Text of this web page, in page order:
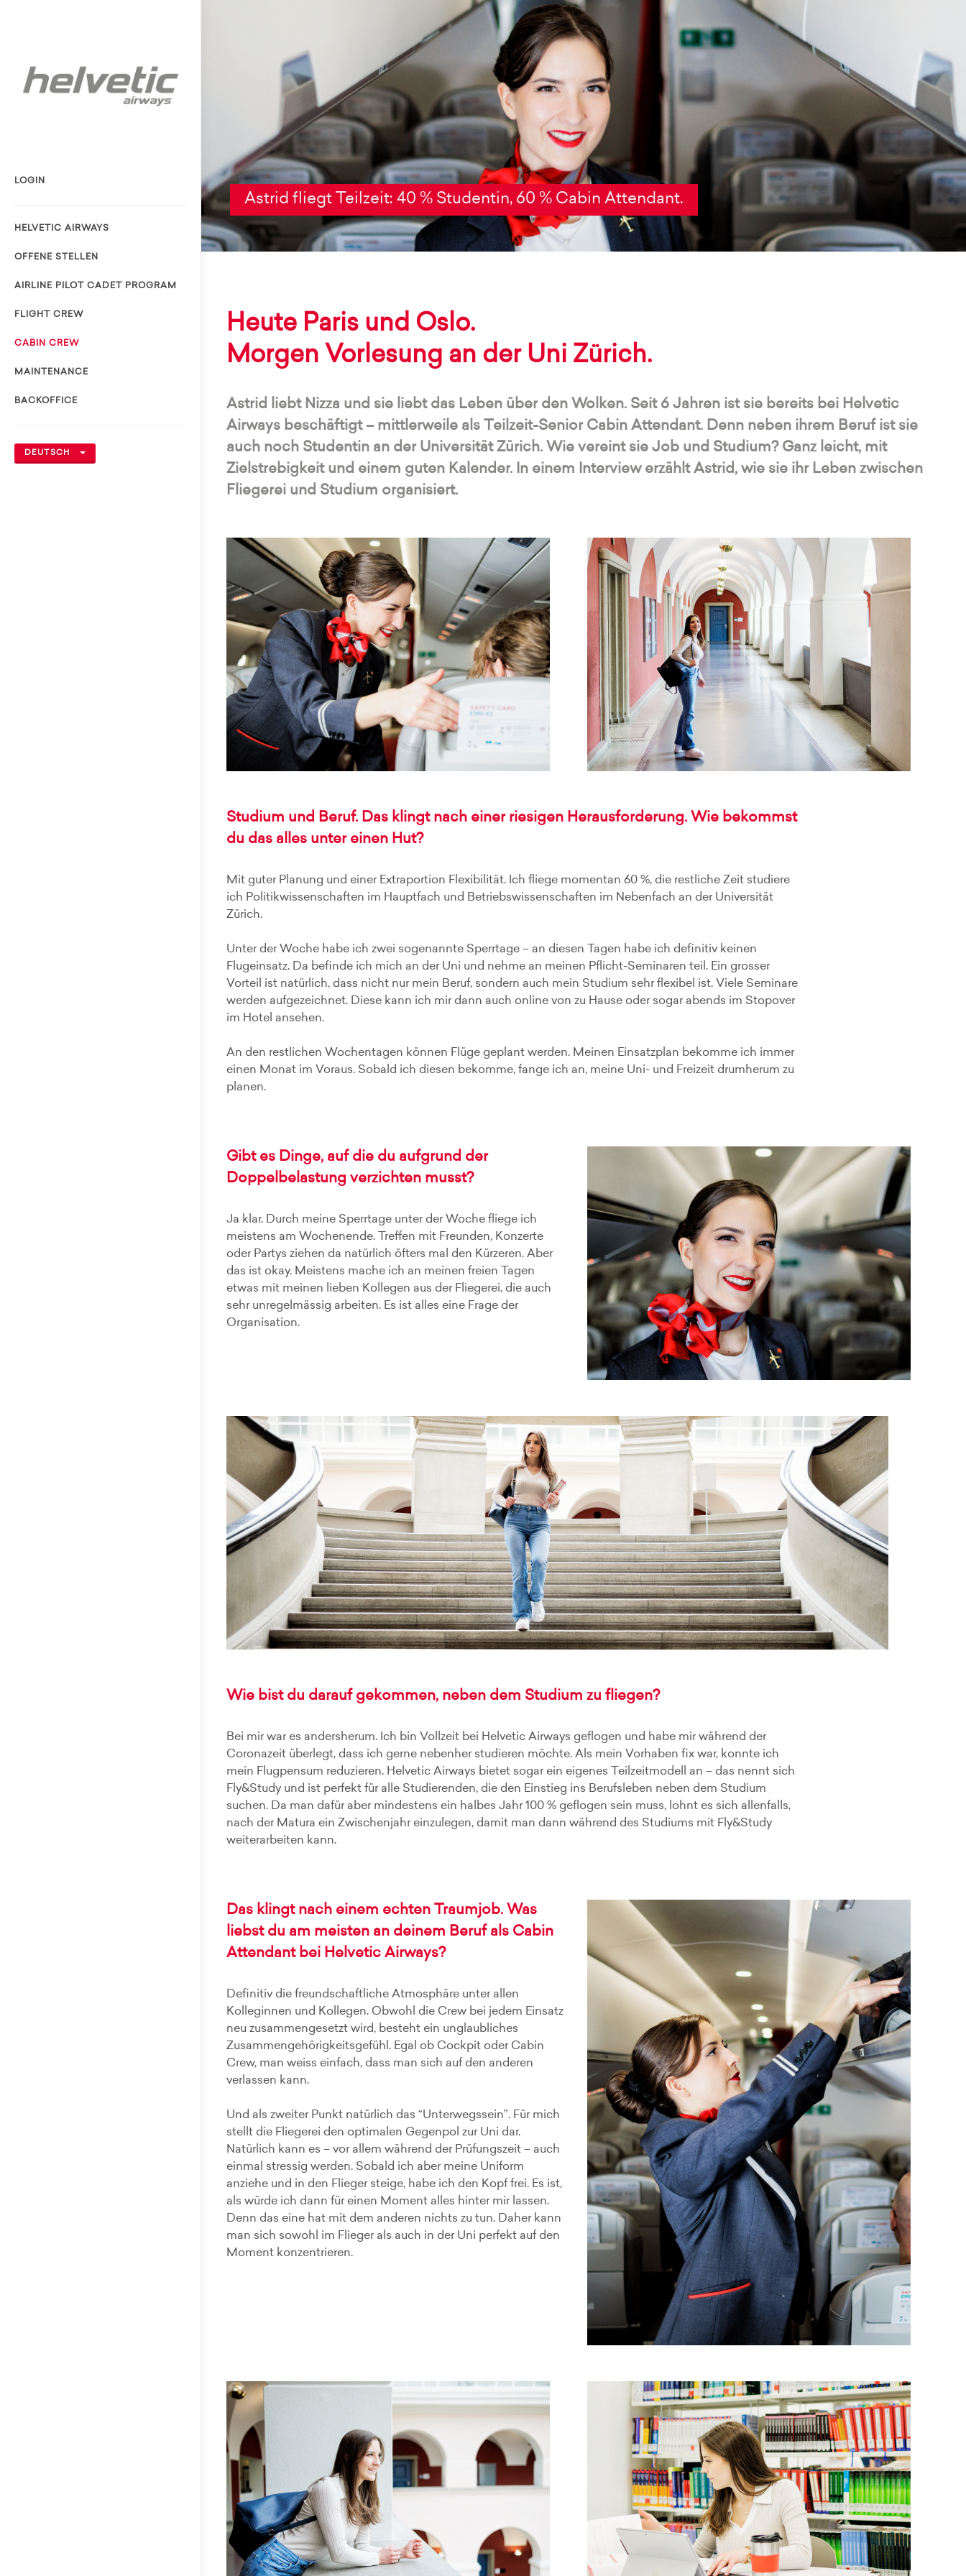
LOGIN
HELVETIC AIRWAYS
OFFENE STELLEN
AIRLINE PILOT CADET PROGRAM
FLIGHT CREW
CABIN CREW
MAINTENANCE
BACKOFFICE
DEUTSCH
Astrid fliegt Teilzeit: 40 % Studentin, 60 % Cabin Attendant.
Heute Paris und Oslo.
Morgen Vorlesung an der Uni Zürich.
Astrid liebt Nizza und sie liebt das Leben über den Wolken. Seit 6 Jahren ist sie bereits bei Helvetic
Airways beschäftigt – mittlerweile als Teilzeit-Senior Cabin Attendant. Denn neben ihrem Beruf ist sie
auch noch Studentin an der Universität Zürich. Wie vereint sie Job und Studium? Ganz leicht, mit
Zielstrebigkeit und einem guten Kalender. In einem Interview erzählt Astrid, wie sie ihr Leben zwischen
Fliegerei und Studium organisiert.
Studium und Beruf. Das klingt nach einer riesigen Herausforderung. Wie bekommst
du das alles unter einen Hut?
Mit guter Planung und einer Extraportion Flexibilität. Ich fliege momentan 60 %, die restliche Zeit studiere
ich Politikwissenschaften im Hauptfach und Betriebswissenschaften im Nebenfach an der Universität
Zürich.
Unter der Woche habe ich zwei sogenannte Sperrtage – an diesen Tagen habe ich definitiv keinen
Flugeinsatz. Da befinde ich mich an der Uni und nehme an meinen Pflicht-Seminaren teil. Ein grosser
Vorteil ist natürlich, dass nicht nur mein Beruf, sondern auch mein Studium sehr flexibel ist. Viele Seminare
werden aufgezeichnet. Diese kann ich mir dann auch online von zu Hause oder sogar abends im Stopover
im Hotel ansehen.
An den restlichen Wochentagen können Flüge geplant werden. Meinen Einsatzplan bekomme ich immer
einen Monat im Voraus. Sobald ich diesen bekomme, fange ich an, meine Uni- und Freizeit drumherum zu
planen.
Gibt es Dinge, auf die du aufgrund der
Doppelbelastung verzichten musst?
Ja klar. Durch meine Sperrtage unter der Woche fliege ich
meistens am Wochenende. Treffen mit Freunden, Konzerte
oder Partys ziehen da natürlich öfters mal den Kürzeren. Aber
das ist okay. Meistens mache ich an meinen freien Tagen
etwas mit meinen lieben Kollegen aus der Fliegerei, die auch
sehr unregelmässig arbeiten. Es ist alles eine Frage der
Organisation.
Wie bist du darauf gekommen, neben dem Studium zu fliegen?
Bei mir war es andersherum. Ich bin Vollzeit bei Helvetic Airways geflogen und habe mir während der
Coronazeit überlegt, dass ich gerne nebenher studieren möchte. Als mein Vorhaben fix war, konnte ich
mein Flugpensum reduzieren. Helvetic Airways bietet sogar ein eigenes Teilzeitmodell an – das nennt sich
Fly&Study und ist perfekt für alle Studierenden, die den Einstieg ins Berufsleben neben dem Studium
suchen. Da man dafür aber mindestens ein halbes Jahr 100 % geflogen sein muss, lohnt es sich allenfalls,
nach der Matura ein Zwischenjahr einzulegen, damit man dann während des Studiums mit Fly&Study
weiterarbeiten kann.
Das klingt nach einem echten Traumjob. Was
liebst du am meisten an deinem Beruf als Cabin
Attendant bei Helvetic Airways?
Definitiv die freundschaftliche Atmosphäre unter allen
Kolleginnen und Kollegen. Obwohl die Crew bei jedem Einsatz
neu zusammengesetzt wird, besteht ein unglaubliches
Zusammengehörigkeitsgefühl. Egal ob Cockpit oder Cabin
Crew, man weiss einfach, dass man sich auf den anderen
verlassen kann.
Und als zweiter Punkt natürlich das “Unterwegssein”. Für mich
stellt die Fliegerei den optimalen Gegenpol zur Uni dar.
Natürlich kann es – vor allem während der Prüfungszeit – auch
einmal stressig werden. Sobald ich aber meine Uniform
anziehe und in den Flieger steige, habe ich den Kopf frei. Es ist,
als würde ich dann für einen Moment alles hinter mir lassen.
Denn das eine hat mit dem anderen nichts zu tun. Daher kann
man sich sowohl im Flieger als auch in der Uni perfekt auf den
Moment konzentrieren.